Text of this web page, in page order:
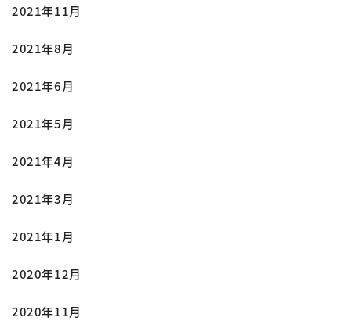
2021年11月
2021年8月
2021年6月
2021年5月
2021年4月
2021年3月
2021年1月
2020年12月
2020年11月